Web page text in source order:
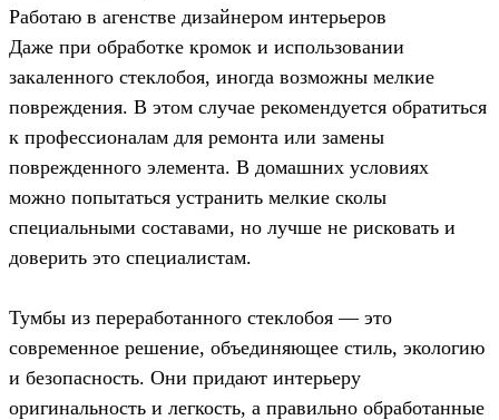
Работаю в агенстве дизайнером интерьеров
Даже при обработке кромок и использовании
закаленного стеклобоя, иногда возможны мелкие
повреждения. В этом случае рекомендуется обратиться
к профессионалам для ремонта или замены
поврежденного элемента. В домашних условиях
можно попытаться устранить мелкие сколы
специальными составами, но лучше не рисковать и
доверить это специалистам.
Тумбы из переработанного стеклобоя — это
современное решение, объединяющее стиль, экологию
и безопасность. Они придают интерьеру
оригинальность и легкость, а правильно обработанные